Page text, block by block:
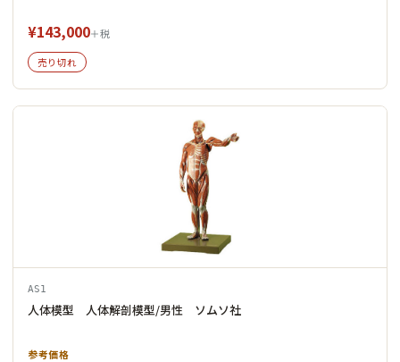
¥143,000＋税
売り切れ
AS1
人体模型 人体解剖模型/男性 ソムソ社
参考価格